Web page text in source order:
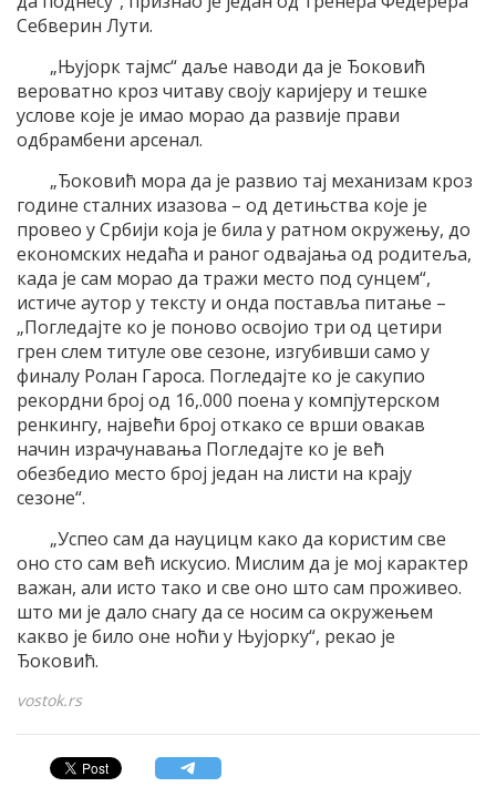
Себверин Лути.
„Њујорк тајмс“ даље наводи да је Ђоковић
вероватно кроз читаву своју каријеру и тешке
услове које је имао морао да развије прави
одбрамбени арсенал.
„Ђоковић мора да је развио тај механизам кроз
године сталних изазова – од детињства које је
провео у Србији која је била у ратном окружењу, до
економских недаћа и раног одвајања од родитеља,
када је сам морао да тражи место под сунцем“,
истиче аутор у тексту и онда поставља питање –
„Погледајте ко је поново освојио три од цетири
грен слем титуле ове сезоне, изгубивши само у
финалу Ролан Гароса. Погледајте ко је сакупио
рекордни број од 16,.000 поена у компјутерском
ренкингу, највећи број откако се врши овакав
начин израчунавања Погледајте ко је већ
обезбедио место број један на листи на крају
сезоне“.
„Успео сам да науцицм како да користим све
оно сто сам већ искусио. Мислим да је мој карактер
важан, али исто тако и све оно што сам проживео.
што ми је дало снагу да се носим са окружењем
какво је било оне ноћи у Њујорку“, рекао је
Ђоковић.
vostok.rs